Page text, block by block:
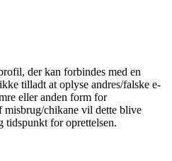
der kan forbindes med en
tilladt at oplyse andres/falske e-
eller anden form for
chikane vil dette blive
tidspunkt for oprettelsen.